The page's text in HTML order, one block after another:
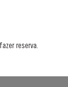
reserva.